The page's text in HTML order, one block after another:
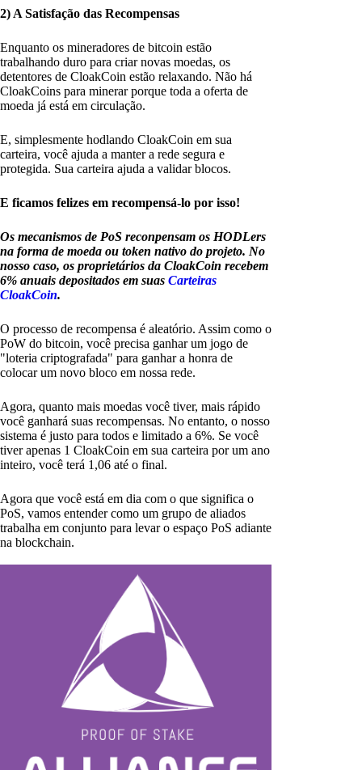
2) A Satisfação das Recompensas
Enquanto os mineradores de bitcoin estão
trabalhando duro para criar novas moedas, os
detentores de CloakCoin estão relaxando. Não há
CloakCoins para minerar porque toda a oferta de
moeda já está em circulação.
E, simplesmente hodlando CloakCoin em sua
carteira, você ajuda a manter a rede segura e
protegida. Sua carteira ajuda a validar blocos.
E ficamos felizes em recompensá-lo por isso!
Os mecanismos de PoS reconpensam os HODLers
na forma de moeda ou token nativo do projeto. No
nosso caso, os proprietários da CloakCoin recebem
6% anuais depositados em suas Carteiras
CloakCoin.
O processo de recompensa é aleatório. Assim como o
PoW do bitcoin, você precisa ganhar um jogo de
"loteria criptografada" para ganhar a honra de
colocar um novo bloco em nossa rede.
Agora, quanto mais moedas você tiver, mais rápido
você ganhará suas recompensas. No entanto, o nosso
sistema é justo para todos e limitado a 6%. Se você
tiver apenas 1 CloakCoin em sua carteira por um ano
inteiro, você terá 1,06 até o final.
Agora que você está em dia com o que significa o
PoS, vamos entender como um grupo de aliados
trabalha em conjunto para levar o espaço PoS adiante
na blockchain.